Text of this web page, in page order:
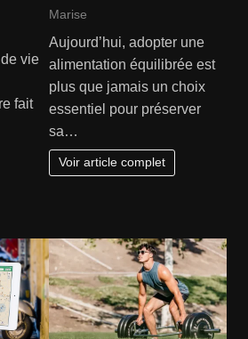
vie
fait
Marise
Aujourd’hui, adopter une
alimentation équilibrée est
plus que jamais un choix
essentiel pour préserver
sa…
Voir article complet